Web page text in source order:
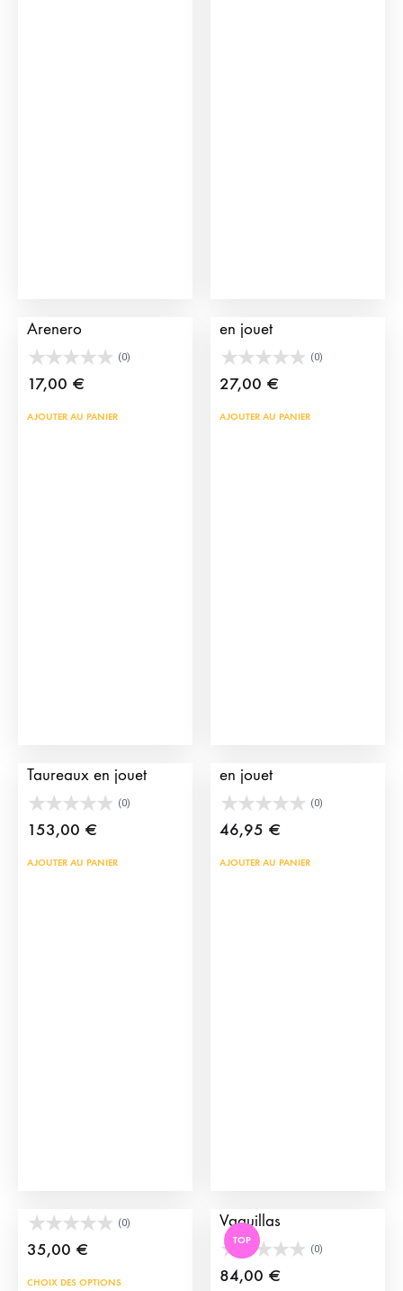
Arenero
(0)
17,00 €
AJOUTER AU PANIER
en jouet
(0)
27,00 €
AJOUTER AU PANIER
Taureaux en jouet
(0)
153,00 €
AJOUTER AU PANIER
en jouet
(0)
46,95 €
AJOUTER AU PANIER
(0)
35,00 €
CHOIX DES OPTIONS
TOP
Vaquillas
(0)
84,00 €